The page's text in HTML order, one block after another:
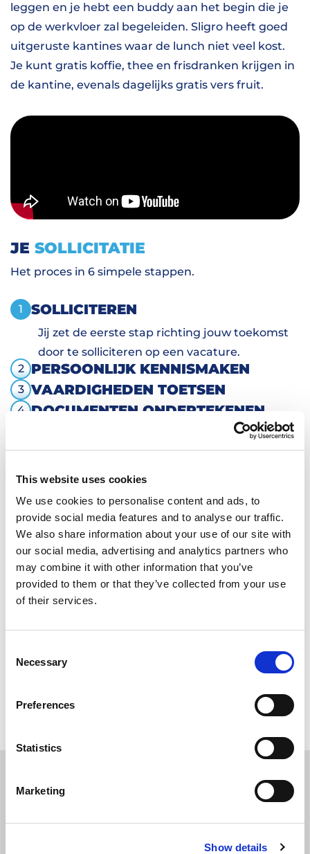
This website uses cookies
We use cookies to personalise content and ads, to
provide social media features and to analyse our traffic.
We also share information about your use of our site with
our social media, advertising and analytics partners who
may combine it with other information that you’ve
provided to them or that they’ve collected from your use
of their services.
Selection
Necessary
Preferences
Statistics
Marketing
Show details
leggen en je hebt een buddy aan het begin die je
op de werkvloer zal begeleiden. Sligro heeft goed
uitgeruste kantines waar de lunch niet veel kost.
Je kunt gratis koffie, thee en frisdranken krijgen in
de kantine, evenals dagelijks gratis vers fruit.
JE SOLLICITATIE
Het proces in 6 simpele stappen.
1 SOLLICITEREN
Jij zet de eerste stap richting jouw toekomst
door te solliciteren op een vacature.
2
PERSOONLIJK KENNISMAKEN
3 VAARDIGHEDEN TOETSEN
4 DOCUMENTEN ONDERTEKENEN
6 AAN HET WERK